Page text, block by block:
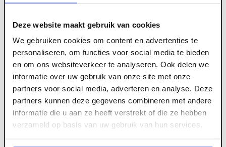
Deze website maakt gebruik van cookies
We gebruiken cookies om content en advertenties te
personaliseren, om functies voor social media te bieden
en om ons websiteverkeer te analyseren. Ook delen we
informatie over uw gebruik van onze site met onze
partners voor social media, adverteren en analyse. Deze
partners kunnen deze gegevens combineren met andere
informatie die u aan ze heeft verstrekt of die ze hebben
verzameld op basis van uw gebruik van hun services.
fijnbezaagd onbehandeld antiblauw PEFC
Lengte Voorraad Aantal Totaal
3000 mm 40 +
4000 mm 30 +